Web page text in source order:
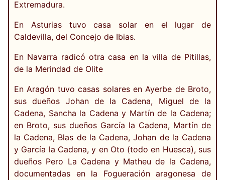
Extremadura.
En Asturias tuvo casa solar en el lugar de
Caldevilla, del Concejo de Ibias.
En Navarra radicó otra casa en la villa de Pitillas,
de la Merindad de Olite
En Aragón tuvo casas solares en Ayerbe de Broto,
sus dueños Johan de la Cadena, Miguel de la
Cadena, Sancha la Cadena y Martín de la Cadena;
en Broto, sus dueños García la Cadena, Martín de
la Cadena, Blas de la Cadena, Johan de la Cadena
y García la Cadena, y en Oto (todo en Huesca), sus
dueños Pero La Cadena y Matheu de la Cadena,
documentadas en la Fogueración aragonesa de